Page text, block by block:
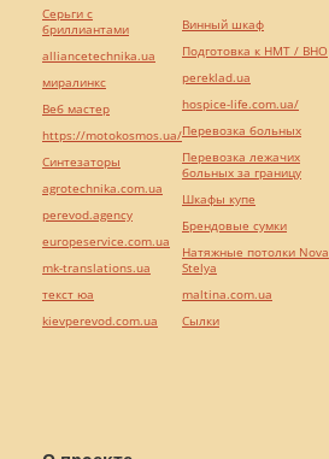
Серьги с
бриллиантами
alliancetechnika.ua
миралинкс
Веб мастер
https://motokosmos.ua/
Синтезаторы
agrotechnika.com.ua
perevod.agency
europeservice.com.ua
mk-translations.ua
текст юа
kievperevod.com.ua
Винный шкаф
Подготовка к НМТ / ВНО
pereklad.ua
hospice-life.com.ua/
Перевозка больных
Перевозка лежачих
больных за границу
Шкафы купе
Брендовые сумки
Натяжные потолки Nova
Stelya
maltina.com.ua
Cылки